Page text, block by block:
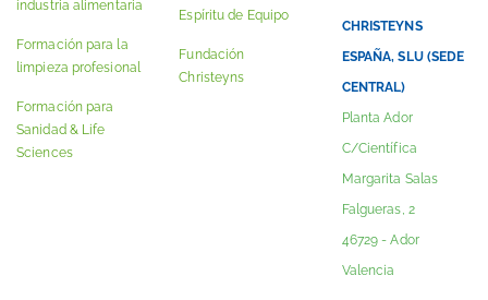
industria alimentaria
Formación para la
limpieza profesional
Formación para
Sanidad & Life
Sciences
Espíritu de Equipo
Fundación
Christeyns
CHRISTEYNS
ESPAÑA, SLU (SEDE
CENTRAL)
Planta Ador
C/Científica
Margarita Salas
Falgueras, 2
46729 - Ador
Valencia